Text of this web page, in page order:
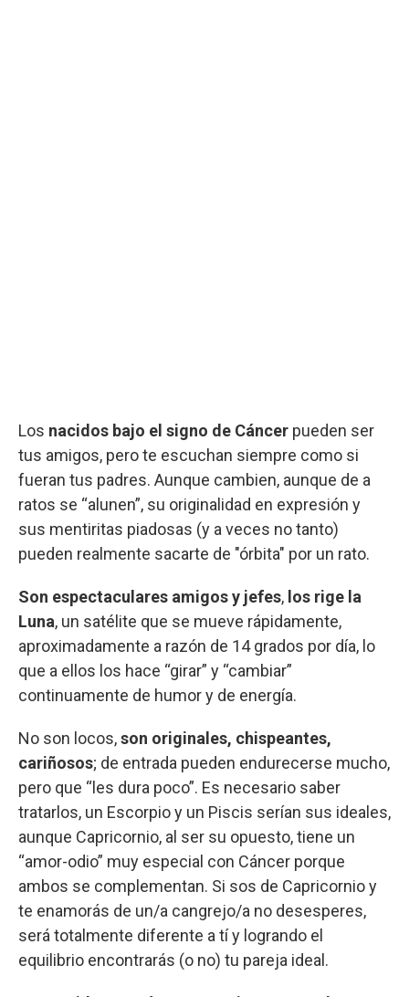
Los nacidos bajo el signo de Cáncer pueden ser
tus amigos, pero te escuchan siempre como si
fueran tus padres. Aunque cambien, aunque de a
ratos se “alunen”, su originalidad en expresión y
sus mentiritas piadosas (y a veces no tanto)
pueden realmente sacarte de "órbita" por un rato.
Son espectaculares amigos y jefes, los rige la
Luna, un satélite que se mueve rápidamente,
aproximadamente a razón de 14 grados por día, lo
que a ellos los hace “girar” y “cambiar”
continuamente de humor y de energía.
No son locos,son originales, chispeantes,
cariñosos; de entrada pueden endurecerse mucho,
pero que “les dura poco”. Es necesario saber
tratarlos, un Escorpio y un Piscis serían sus ideales,
aunque Capricornio, al ser su opuesto, tiene un
“amor-odio” muy especial con Cáncer porque
ambos se complementan. Si sos de Capricornio y
te enamorás de un/a cangrejo/a no desesperes,
será totalmente diferente a tí y logrando el
equilibrio encontrarás (o no) tu pareja ideal.